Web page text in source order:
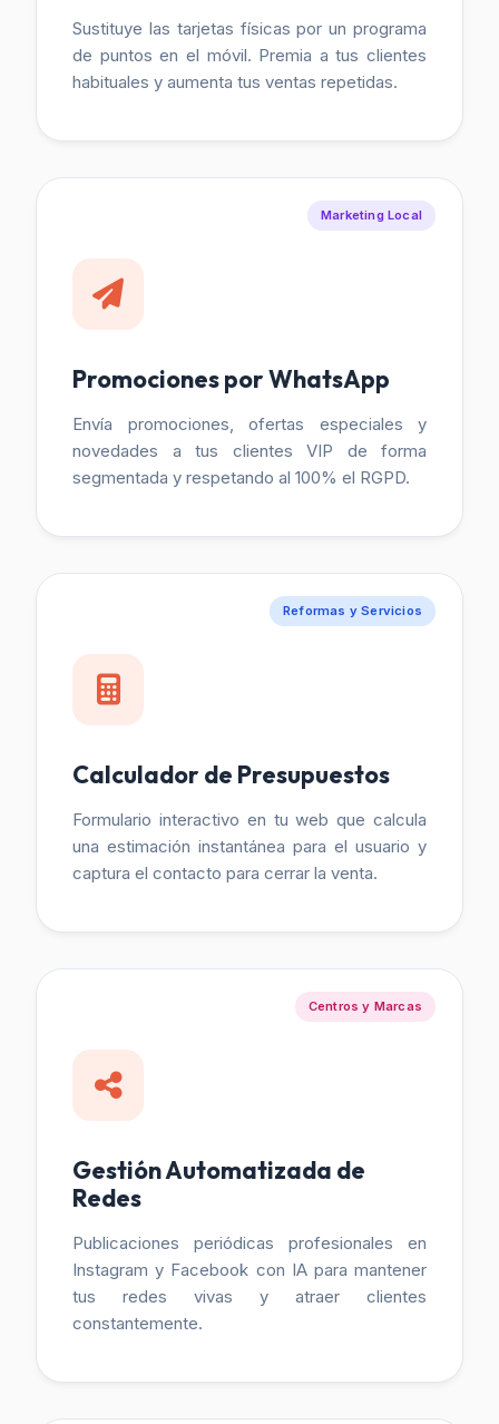
Sustituye las tarjetas físicas por un programa
de puntos en el móvil. Premia a tus clientes
habituales y aumenta tus ventas repetidas.
Marketing Local
Promociones por WhatsApp
Envía promociones, ofertas especiales y
novedades a tus clientes VIP de forma
segmentada y respetando al 100% el RGPD.
Reformas y Servicios
Calculador de Presupuestos
Formulario interactivo en tu web que calcula
una estimación instantánea para el usuario y
captura el contacto para cerrar la venta.
Centros y Marcas
Gestión Automatizada de
Redes
Publicaciones periódicas profesionales en
Instagram y Facebook con IA para mantener
tus redes vivas y atraer clientes
constantemente.